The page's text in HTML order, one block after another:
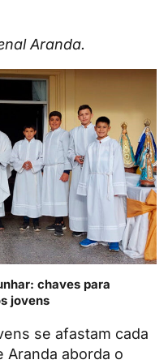
Aranda.
chaves para
jovens
se afastam cada
Aranda aborda o